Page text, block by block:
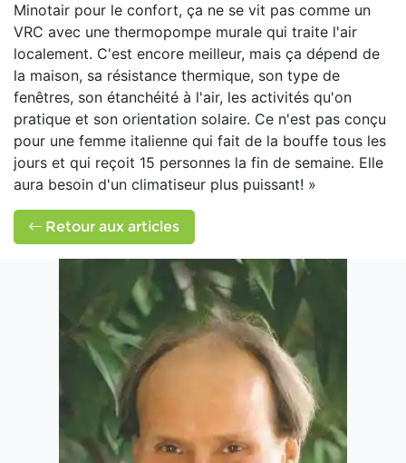
Minotair pour le confort, ça ne se vit pas comme un
VRC avec une thermopompe murale qui traite l'air
localement. C'est encore meilleur, mais ça dépend de
la maison, sa résistance thermique, son type de
fenêtres, son étanchéité à l'air, les activités qu'on
pratique et son orientation solaire. Ce n'est pas conçu
pour une femme italienne qui fait de la bouffe tous les
jours et qui reçoit 15 personnes la fin de semaine. Elle
aura besoin d'un climatiseur plus puissant! »
Retour aux articles